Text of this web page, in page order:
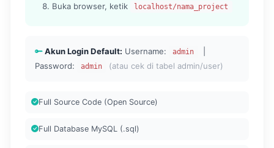
Buka browser, ketik localhost/nama_project
Akun Login Default: Username: admin
Password:
admin (atau cek di tabel admin/user)
Full Source Code (Open Source)
Full Database MySQL (.sql)